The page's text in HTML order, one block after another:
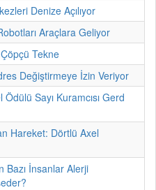
Denize Açılıyor
Araçlara Geliyor
Tekne
Değiştirmeye İzin Veriyor
Sayı Kuramcısı Gerd
Hareket: Dörtlü Axel
Bazı İnsanlar Alerji